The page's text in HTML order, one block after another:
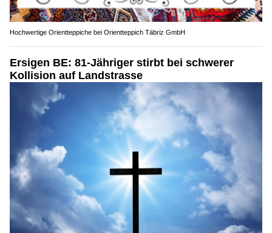
Hochwertige Orientteppiche bei Orientteppich Täbriz GmbH
Ersigen BE: 81-Jähriger stirbt bei schwerer
Kollision auf Landstrasse